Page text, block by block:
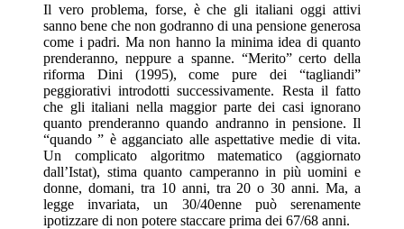
Il vero problema, forse, è che gli italiani oggi attivi
sanno bene che non godranno di una pensione generosa
come i padri. Ma non hanno la minima idea di quanto
prenderanno, neppure a spanne. “Merito” certo della
riforma Dini (1995), come pure dei “tagliandi”
peggiorativi introdotti successivamente. Resta il fatto
che gli italiani nella maggior parte dei casi ignorano
quanto prenderanno quando andranno in pensione. Il
“quando ” è agganciato alle aspettative medie di vita.
Un complicato algoritmo matematico (aggiornato
dall’Istat), stima quanto camperanno in più uomini e
donne, domani, tra 10 anni, tra 20 o 30 anni. Ma, a
legge invariata, un 30/40enne può serenamente
ipotizzare di non potere staccare prima dei 67/68 anni.